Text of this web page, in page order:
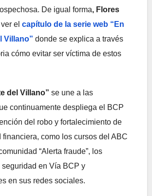
De igual forma, Flores
el capítulo de la serie web “En
Villano” donde se explica a través
cómo evitar ser víctima de estos
del Villano” se une a las
continuamente despliega el BCP
del robo y fortalecimiento de
financiera, como los cursos del ABC
“Alerta fraude”, los
en Vía BCP y
en sus redes sociales.